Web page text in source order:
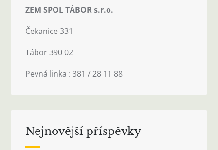
ZEM SPOL TÁBOR s.r.o.
Čekanice 331
Tábor 390 02
Pevná linka : 381 / 28 11 88
Nejnovější příspěvky